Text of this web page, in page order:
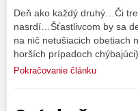
Deň ako každý druhý…Či
nasrdí…Šťastlivcom by sa
na nič netušiacich obetiach
horších prípadoch
Pokračovanie článku